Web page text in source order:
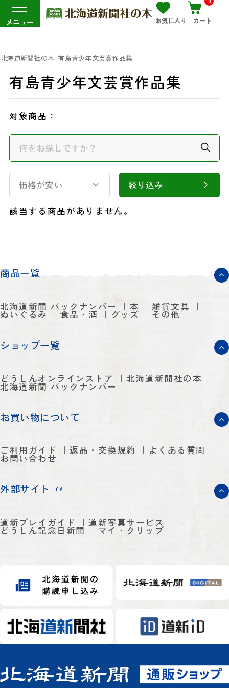
メニュー お気に入り カート
北海道新聞社の本 有島青少年文芸賞作品集
有島青少年文芸賞作品集
対象商品：
価格が安い 絞り込み
該当する商品がありません。
商品一覧
北海道新聞 バックナンバー 本 雑貨文具
ぬいぐるみ 食品・酒 グッズ その他
ショップ一覧
どうしんオンラインストア 北海道新聞社の本
北海道新聞 バックナンバー
お買い物について
ご利用ガイド 返品・交換規約 よくある質問
お問い合わせ
外部サイト
道新プレイガイド 道新写真サービス
どうしん記念日新聞 マイ・クリップ